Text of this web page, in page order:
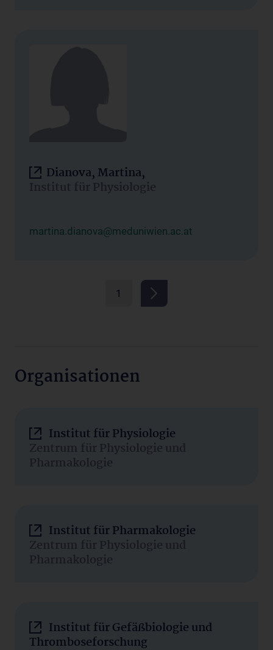
Dianova, Martina,
Institut für Physiologie
martina.dianova@meduniwien.ac.at
1
Organisationen
Institut für Physiologie
Zentrum für Physiologie und
Pharmakologie
Institut für Pharmakologie
Zentrum für Physiologie und
Pharmakologie
Institut für Gefäßbiologie und
Thromboseforschung